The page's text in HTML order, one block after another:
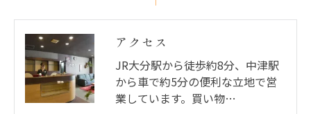
アクセス
JR大分駅から徒歩約8分、中津駅
から車で約5分の便利な立地で営
業しています。買い物…